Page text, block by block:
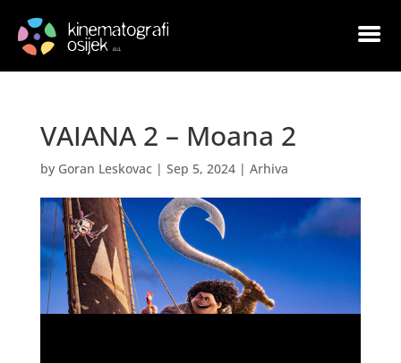
VAIANA 2 – Moana 2
by Goran Leskovac| Sep 5, 2024| Arhiva